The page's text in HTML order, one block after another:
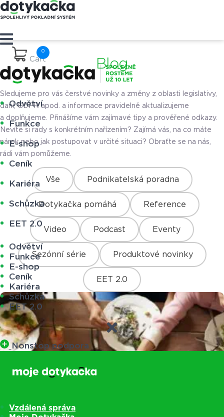
Cart
Odvětví
Funkce
E-shop
Ceník
Kariéra
Schůzka
EET 2.0
Odvětví
Funkce
E-shop
Ceník
Kariéra
Schůzka
EET 2.0
Nonstop podpora
Vzdálená správa
Blog
Sledujeme pro vás čerstvé novinky a změny z oblasti legislativy,
daní, GDPR apod. a informace pravidelně aktualizujeme
a doplňujeme. Přinášíme vám zajímavé tipy a prověřené odkazy.
Nevíte si rady s konkrétním nařízením? Zajímá vás, na co máte
nárok nebo jak postupovat v určité situaci? Obraťte se na nás,
rádi vám pomůžeme.
Vše Podnikatelská poradna
Dotykačka pomáhá Reference
Video Podcast Eventy
Sezónní série Produktové novinky
EET 2.0